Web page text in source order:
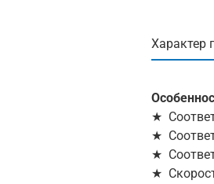
Характер
★
★
★
★